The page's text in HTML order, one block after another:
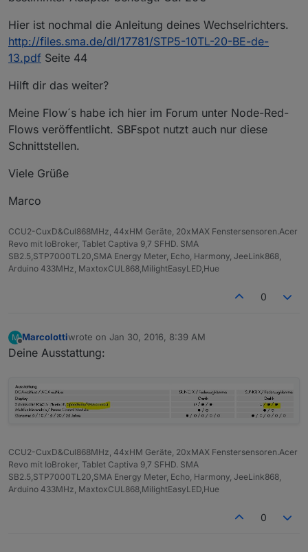
Hier ist nochmal die Anleitung deines Wechselrichters.
http://files.sma.de/dl/17781/STP5-10TL-20-BE-de-
13.pdf Seite 44
Hilft dir das weiter?
Meine Flow´s habe ich hier im Forum unter Node-Red-
Flows veröffentlicht. SBFspot nutzt auch nur diese
Schnittstellen.
Viele Grüße
Marco
CCU2-CuxD&Cul868MHz, 44xHM Geräte, 20xMAX Fenstersensoren.Acer
Revo mit IoBroker, Tablet Captiva 9,7 SFHD. SMA
SB2.5,STP7000TL20,SMA Energy Meter, Echo, Harmony, JeeLink868,
Arduino 433MHz, MaxtoxCUL868,MilightEasyLED,Hue
0
M
Offline
Marcolottiwrote on Jan 30, 2016, 8:39 AM
last edited by
Deine Ausstattung:
CCU2-CuxD&Cul868MHz, 44xHM Geräte, 20xMAX Fenstersensoren.Acer
Revo mit IoBroker, Tablet Captiva 9,7 SFHD. SMA
SB2.5,STP7000TL20,SMA Energy Meter, Echo, Harmony, JeeLink868,
Arduino 433MHz, MaxtoxCUL868,MilightEasyLED,Hue
0